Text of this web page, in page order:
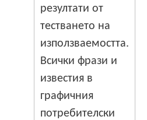
резултати от
тестването на
използваемостта.
Всички фрази и
известия в
графичния
потребителски